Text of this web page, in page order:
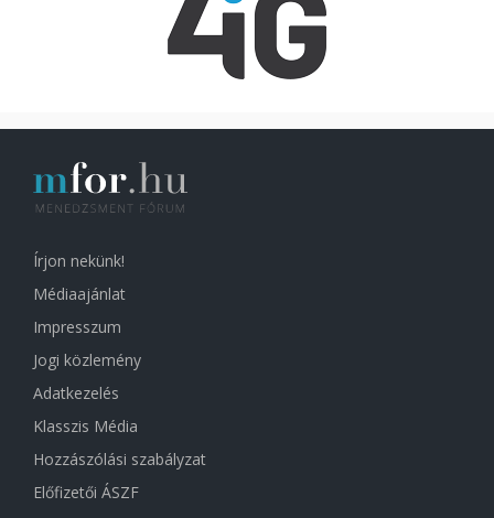
Írjon nekünk!
Médiaajánlat
Impresszum
Jogi közlemény
Adatkezelés
Klasszis Média
Hozzászólási szabályzat
Előfizetői ÁSZF